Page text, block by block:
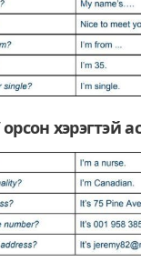
орсон хэрэгтэй